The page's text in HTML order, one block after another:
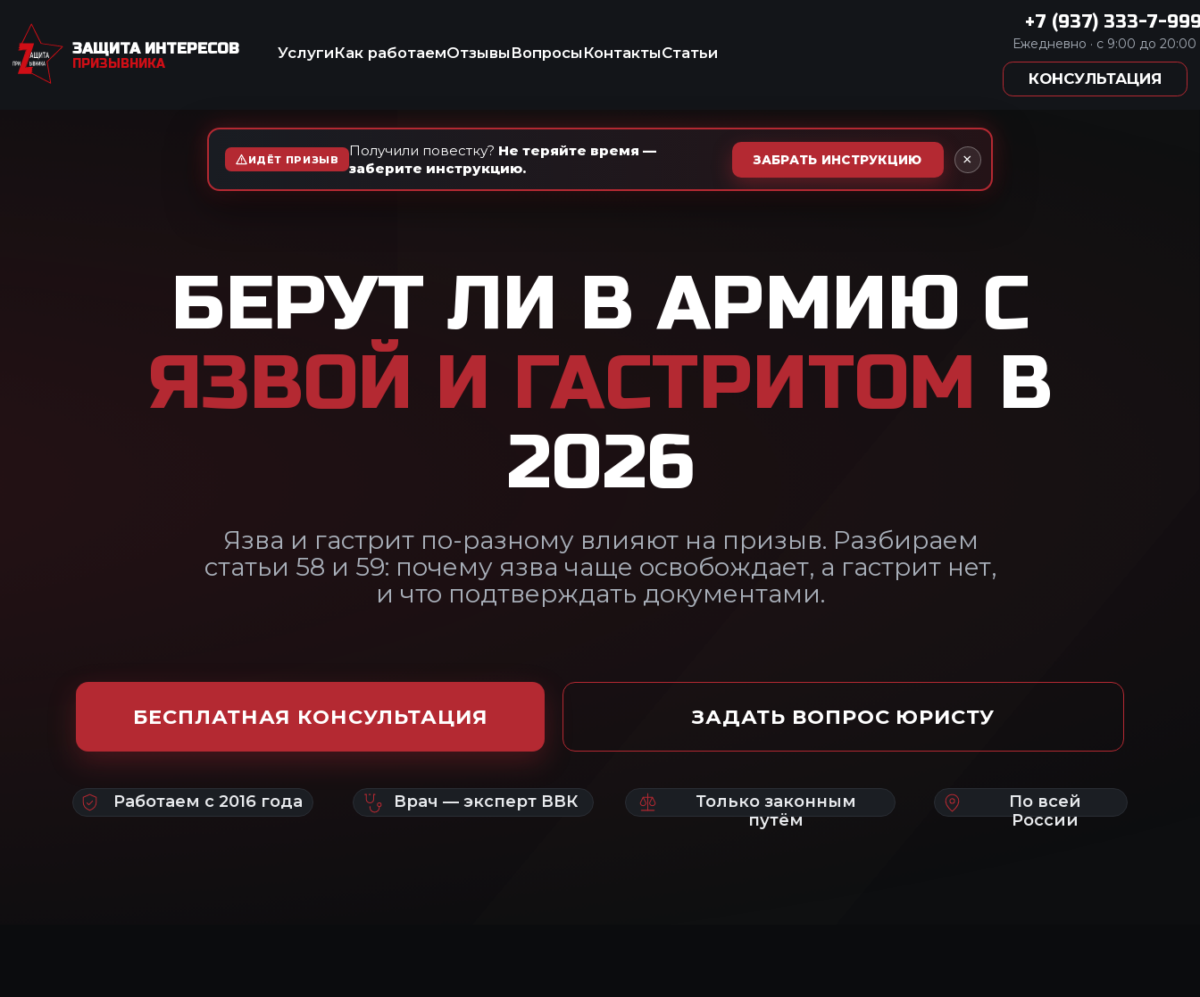
ПРИЗЫВНИКА
ИДЁТ ПРИЗЫВ
Получили повестку? Не теряйте время —
заберите инструкцию.
ЗАБРАТЬ ИНСТРУКЦИЮ ×
КОМПАНИЯ
Работаем с 2016 года Врач — эксперт ВВК
Только законным
путём
По всей
России
Язва и гастрит по-разному влияют на призыв. Разбираем
статьи 58 и 59: почему язва чаще освобождает, а гастрит нет,
ЯЗВОЙ И ГАСТРИТОМВ
2026